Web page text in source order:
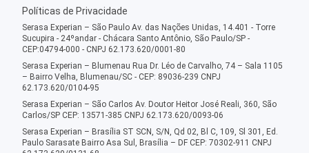
Políticas de Privacidade
Serasa Experian – São Paulo Av. das Nações Unidas, 14.401 - Torre
Sucupira - 24ºandar - Chácara Santo Antônio, São Paulo/SP -
CEP:04794-000 - CNPJ 62.173.620/0001-80
Serasa Experian – Blumenau Rua Dr. Léo de Carvalho, 74 – Sala 1105
– Bairro Velha, Blumenau/SC - CEP: 89036-239 CNPJ
62.173.620/0104-95
Serasa Experian – São Carlos Av. Doutor Heitor José Reali, 360, São
Carlos/SP CEP: 13571-385 CNPJ 62.173.620/0093-06
Serasa Experian – Brasília ST SCN, S/N, Qd 02, Bl C, 109, Sl 301, Ed.
Paulo Sarasate Bairro Asa Sul, Brasília – DF CEP: 70302-911 CNPJ